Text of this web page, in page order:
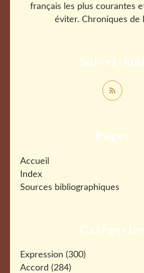
Catégories
Expression (300)
Accord (284)
Pages
Accueil
Index
Sources bibliographiques
Suivez-moi
français les plus courantes
éviter. Chroniques de